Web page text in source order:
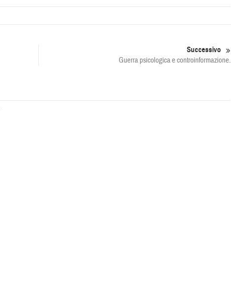
Successivo
Guerra psicologica e controinformazione.